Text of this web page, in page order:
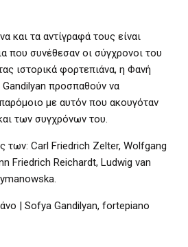
και τα αντίγραφά τους είναι
που συνέθεσαν οι σύγχρονοι του
ιστορικά φορτεπιάνα, η Φανή
προσπαθούν να
με αυτόν που ακουγόταν
των συγχρόνων του.
των: Carl Friedrich Zelter, Wolfgang
Friedrich Reichardt, Ludwig van
| Sofya Gandilyan, fortepiano